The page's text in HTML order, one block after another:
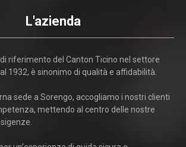
L'azienda
riferimento del Canton Ticino nel settore
1932, è sinonimo di qualità e affidabilità.
sede a Sorengo, accogliamo i nostri clienti
mettendo al centro delle nostre